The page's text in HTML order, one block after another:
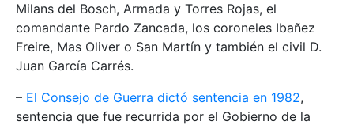
Milans del Bosch, Armada y Torres Rojas, el
comandante Pardo Zancada, los coroneles Ibañez
Freire, Mas Oliver o San Martín y también el civil D.
Juan García Carrés.
– El Consejo de Guerra dictó sentencia en 1982,
sentencia que fue recurrida por el Gobierno de la